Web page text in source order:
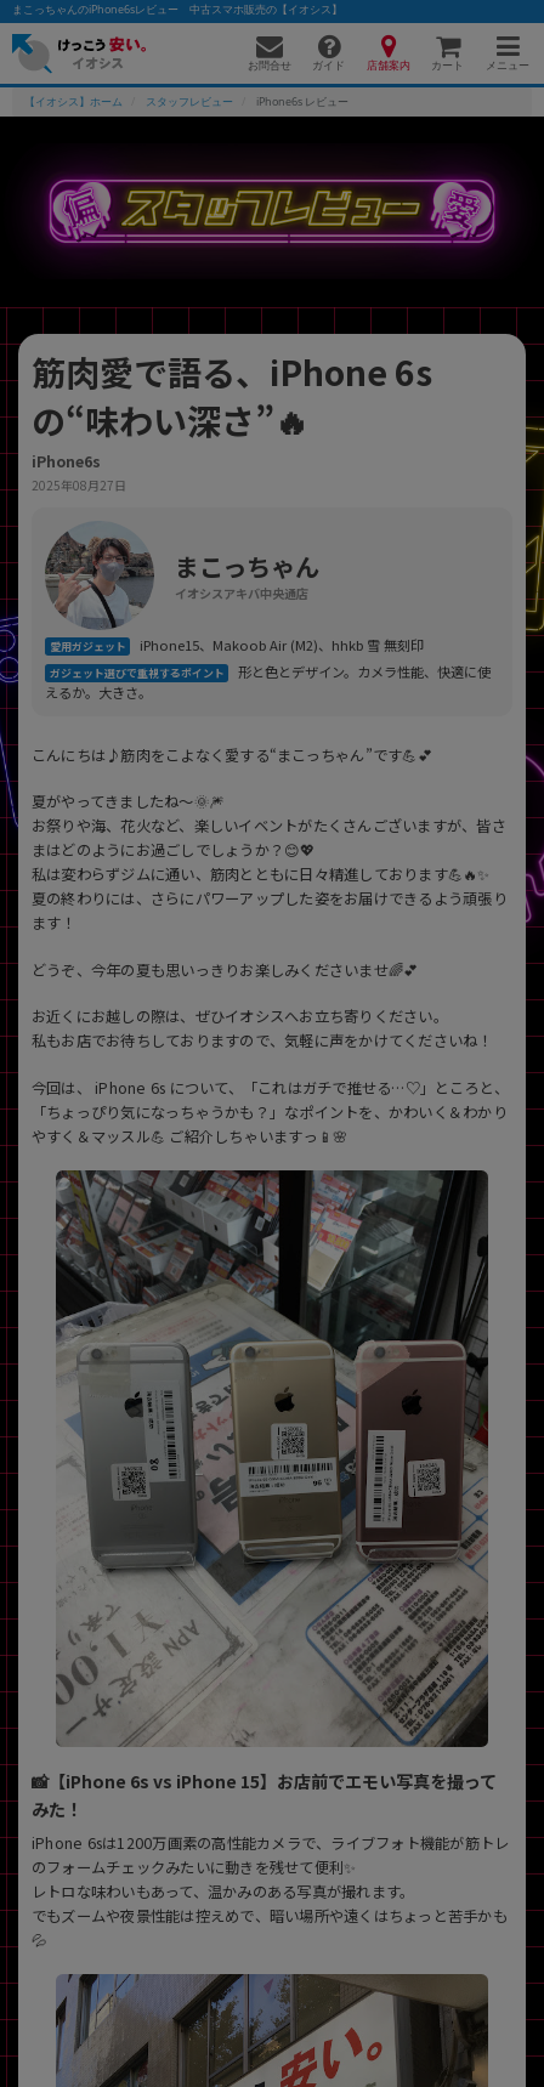
まこっちゃんのiPhone6sレビュー 中古スマホ販売の【イオシス】
お問合せ ガイド 店舗案内 カート メニュー
【イオシス】ホーム スタッフレビュー iPhone6s レビュー
筋肉愛で語る、iPhone 6s
の“味わい深さ”🔥
iPhone6s
2025年08月27日
まこっちゃん
イオシスアキバ中央通店
愛用ガジェット iPhone15、Makoob Air (M2)、hhkb 雪 無刻印
ガジェット選びで重視するポイント 形と色とデザイン。カメラ性能、快適に使
えるか。大きさ。
こんにちは♪筋肉をこよなく愛する“まこっちゃん”です💪💕
夏がやってきましたね〜🌞🎆
お祭りや海、花火など、楽しいイベントがたくさんございますが、皆さ
まはどのようにお過ごしでしょうか？😊💖
私は変わらずジムに通い、筋肉とともに日々精進しております💪🔥✨
夏の終わりには、さらにパワーアップした姿をお届けできるよう頑張り
ます！
どうぞ、今年の夏も思いっきりお楽しみくださいませ🌈💕
お近くにお越しの際は、ぜひイオシスへお立ち寄りください。
私もお店でお待ちしておりますので、気軽に声をかけてくださいね！
今回は、 iPhone 6s について、「これはガチで推せる…♡」ところと、
「ちょっぴり気になっちゃうかも？」なポイントを、かわいく＆わかり
やすく＆マッスル💪 ご紹介しちゃいますっ📱🌸
📸【iPhone 6s vs iPhone 15】お店前でエモい写真を撮って
みた！
iPhone 6sは1200万画素の高性能カメラで、ライブフォト機能が筋トレ
のフォームチェックみたいに動きを残せて便利✨
レトロな味わいもあって、温かみのある写真が撮れます。
でもズームや夜景性能は控えめで、暗い場所や遠くはちょっと苦手かも
💦
かんたんパソコン検索に切り替える
除外ワード
人気の検索ワード：Let's noteEliteBookMacBook
カテゴリー
商品ジャンルの絞り込み
「スマートフォン」「タブレット」など
商品シリーズ名・ブランド名の絞り込み。
「iPhone」「Xperia」「Galaxy」など
メーカー
製造、販売メーカーの絞り込み
「Apple」「SONY」「SHARP」など
機能・特徴
ドライブの絞り込み
ランク
商品状態の絞り込み
「新品」「未使用」「中古」など
CPU
OSの絞り込み
~
容量
~
モニタサイズ
~
価格
円 ～
年 月 から
年 月 まで
各項目のチェックボックスは「or検索」となります。
ただし機能別のみ「and検索」となります。